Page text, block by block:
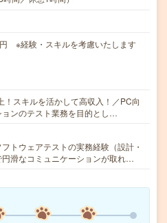
※経験・スキルを考慮いたします
！スキルを活かして高収入！／PC向
ョンのテスト業務を目的とし…
フトウェアテストの実務経験（設計・
滑なコミュニケーションが取れ…